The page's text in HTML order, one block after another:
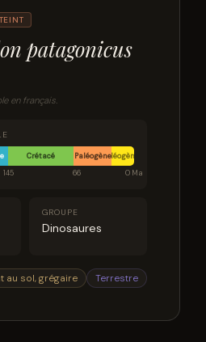
patagonicus
en français.
Crétacé PaléogèneNéogène
145 66 0 Ma
GROUPE
Dinosaures
au sol, grégaire Terrestre